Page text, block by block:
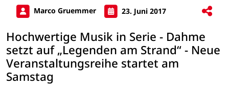
Marco Gruemmer 23. Juni 2017
Hochwertige Musik in Serie - Dahme
setzt auf „Legenden am Strand“ - Neue
Veranstaltungsreihe startet am
Samstag